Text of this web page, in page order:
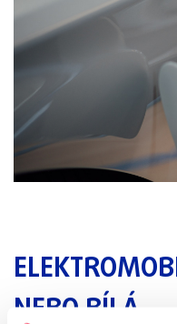
NEBO BÍLÁ